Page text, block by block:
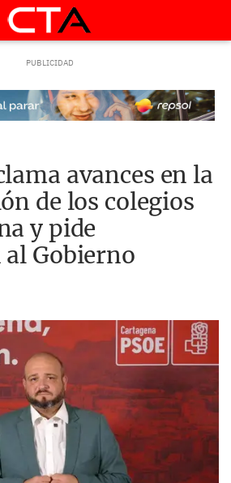
avances en la
de los colegios
y pide
Gobierno